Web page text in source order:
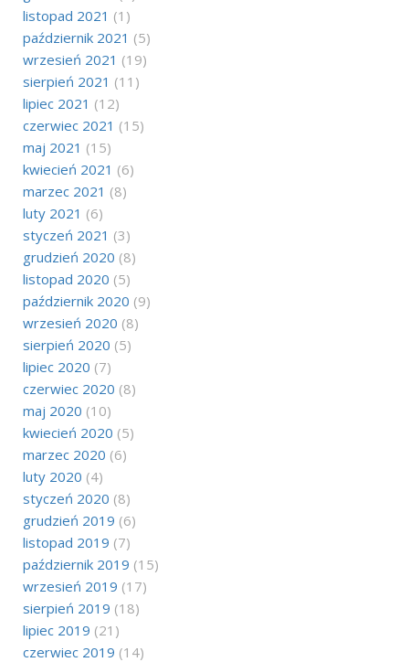
listopad 2021 (1)
październik 2021 (5)
wrzesień 2021 (19)
sierpień 2021 (11)
lipiec 2021 (12)
czerwiec 2021 (15)
maj 2021 (15)
kwiecień 2021 (6)
marzec 2021 (8)
luty 2021 (6)
styczeń 2021 (3)
grudzień 2020 (8)
listopad 2020 (5)
październik 2020 (9)
wrzesień 2020 (8)
sierpień 2020 (5)
lipiec 2020 (7)
czerwiec 2020 (8)
maj 2020 (10)
kwiecień 2020 (5)
marzec 2020 (6)
luty 2020 (4)
styczeń 2020 (8)
grudzień 2019 (6)
listopad 2019 (7)
październik 2019 (15)
wrzesień 2019 (17)
sierpień 2019 (18)
lipiec 2019 (21)
czerwiec 2019 (14)